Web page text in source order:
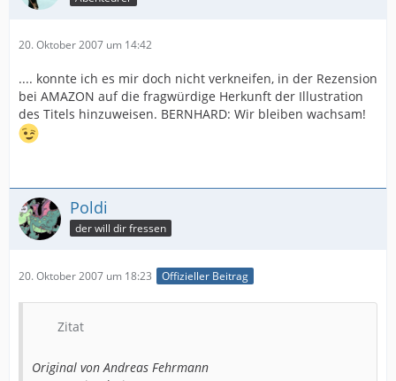
20. Oktober 2007 um 14:42
.... konnte ich es mir doch nicht verkneifen, in der Rezension
bei AMAZON auf die fragwürdige Herkunft der Illustration
des Titels hinzuweisen. BERNHARD: Wir bleiben wachsam!
Poldi
der will dir fressen
20. Oktober 2007 um 18:23 Offizieller Beitrag
Zitat
Original von Andreas Fehrmann